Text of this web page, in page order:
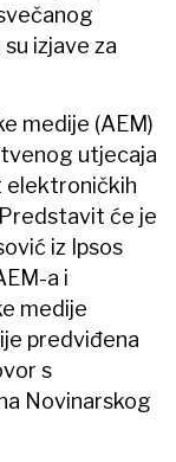
izjave za
medije (AEM)
utjecaja
elektroničkih
će je
iz Ipsos
a i
medije
predviđena
s
Novinarskog